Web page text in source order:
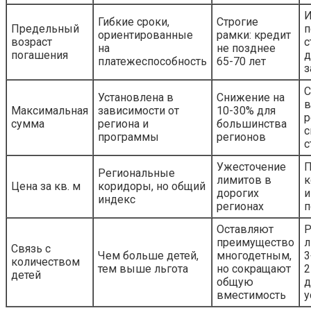
Предельный
возраст
погашения
Гибкие сроки,
ориентированные
на
платежеспособность
Строгие
рамки: кредит
не позднее
65-70 лет
Максимальная
сумма
Установлена в
зависимости от
региона и
программы
Снижение на
10-30% для
большинства
регионов
Цена за кв. м
Региональные
коридоры, но общий
индекс
Ужесточение
лимитов в
дорогих
регионах
Связь с
количеством
детей
Чем больше детей,
тем выше льгота
Оставляют
преимущество
многодетным,
но сокращают
общую
вместимость